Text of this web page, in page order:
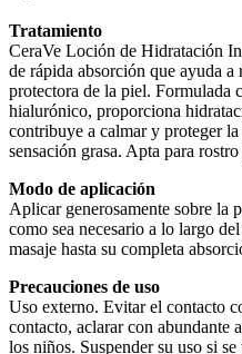
Tratamiento
CeraVe Loción de Hidratación
de rápida absorción que ayuda a
protectora de la piel. Formulada
hialurónico, proporciona
contribuye a calmar y proteger
sensación grasa. Apta para
Modo de aplicación
Aplicar generosamente sobre la
como sea necesario a lo largo
masaje hasta su completa
Precauciones de uso
Uso externo. Evitar el contacto
contacto, aclarar con abundante
los niños. Suspender su uso si